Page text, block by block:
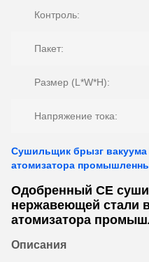
Контроль:
Пакет:
Размер (L*W*H):
Напряжение тока:
Сушильщик брызг
атомизатора
Одобренный CE
нержавеющей стали
атомизатора
Описания